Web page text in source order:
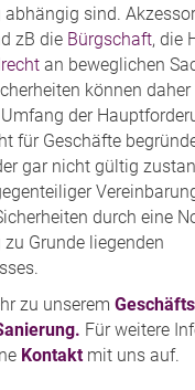
sind.
zB die Bürgschaft, die
an beweglichen
können
der
für Geschäfte
gar nicht gültig
durch eine
Grunde liegenden
zu unserem
Für weitere
Kontaktmit uns auf.